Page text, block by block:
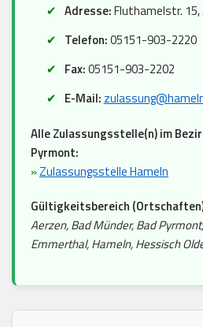
Adresse:Fluthamelstr. 15,
Telefon:05151-903-2220
Fax:05151-903-2202
E-Mail:
Alle Zulassungsstelle(n) im
Pyrmont:
»Zulassungsstelle Hameln
Gültigkeitsbereich
Aerzen, Bad Münder, Bad
Emmerthal, Hameln, Hessisch